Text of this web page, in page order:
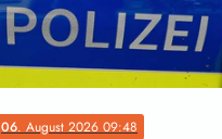
06. August 2026 09:48